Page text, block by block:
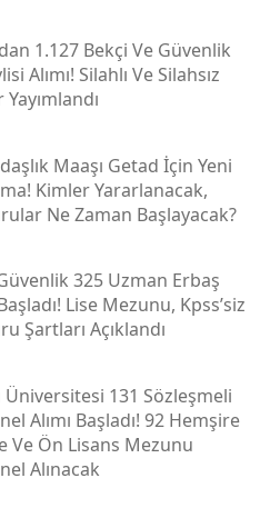
1.127 Bekçi Ve Güvenlik
Alımı! Silahlı Ve Silahsız
Maaşı Getad İçin Yeni
Kimler Yararlanacak,
Ne Zaman Başlayacak?
325 Uzman Erbaş
Lise Mezunu, Kpss’siz
Şartları Açıklandı
131 Sözleşmeli
Alımı Başladı! 92 Hemşire
Ve Ön Lisans Mezunu
Alınacak